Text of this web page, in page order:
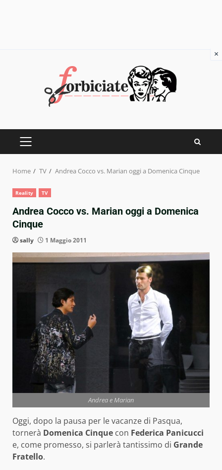
PRIMARY
Home TV Andrea Cocco vs. Marian oggi a Domenica Cinque
Reality TV
Andrea Cocco vs. Marian oggi a Domenica
Cinque
sally 1 Maggio 2011
Andrea e Marian
Oggi, dopo la pausa per le vacanze di Pasqua,
tornerà Domenica Cinque con Federica Panicucci
e, come promesso, si parlerà tantissimo di Grande
Fratello.
×